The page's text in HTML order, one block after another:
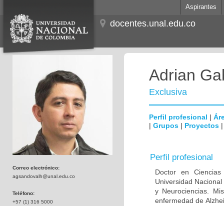
Aspirantes
docentes.unal.edu.co
Correo electrónico:
agsandovalh@unal.edu.co
Teléfono:
+57 (1) 316 5000
Adrian
Exclusiva
Perfil profesional |
| Grupos | Proyectos
Perfil profesional
Doctor en
Universidad
y Neurociencias.
enfermedad de